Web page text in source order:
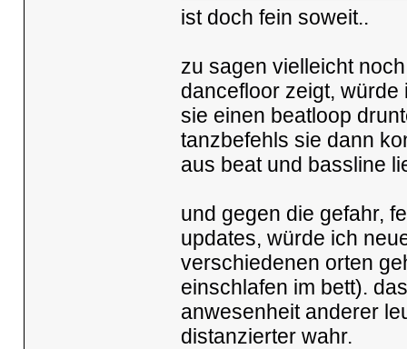
ist doch fein soweit..
zu sagen vielleicht
dancefloor zeigt,
sie einen beatloop
tanzbefehls sie dann
aus beat und bassline
und gegen die gefahr,
updates, würde ich
verschiedenen orten
einschlafen im bett).
anwesenheit anderer
distanzierter wahr.